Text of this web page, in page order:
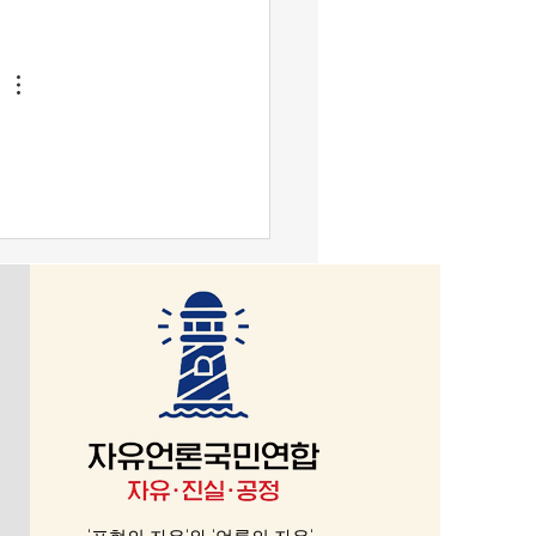
“악(惡)은 보편적으로 자기